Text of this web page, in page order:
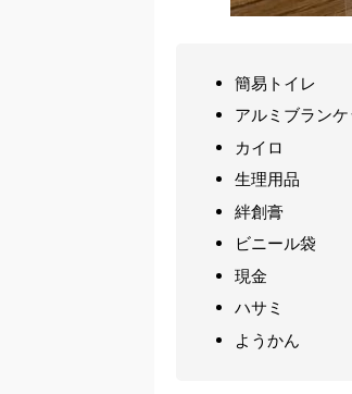
簡易トイレ
アルミブランケ
カイロ
生理用品
絆創膏
ビニール袋
現金
ハサミ
ようかん